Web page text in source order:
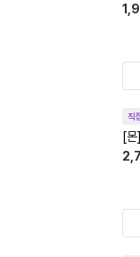
직
[